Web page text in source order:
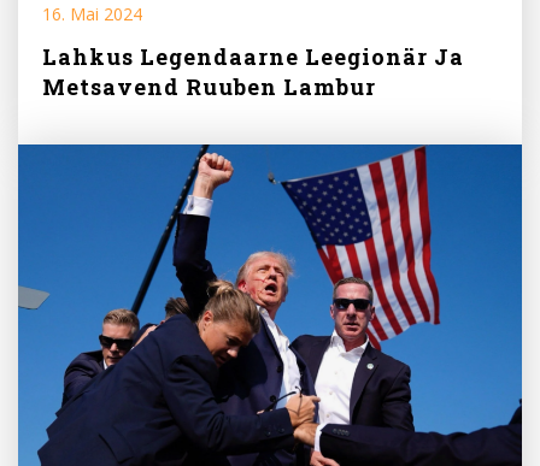
16. Mai 2024
Lahkus Legendaarne Leegionär Ja
Metsavend Ruuben Lambur